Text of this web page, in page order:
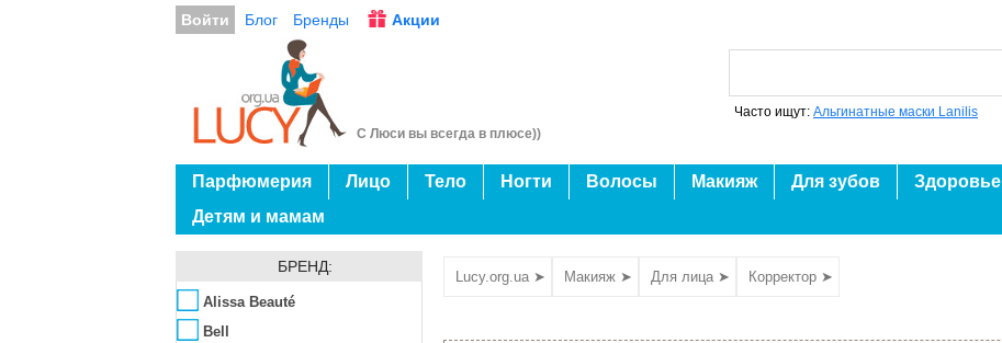
Войти Блог Бренды Акции
С Люси вы всегда в плюсе))
Часто ищут: Альгинатные маски Lanilis
Парфюмерия Лицо Тело Ногти Волосы Макияж Для зубов Здоровье
Детям и мамам
БРЕНД:
Alissa Beauté
Bell
Lucy.org.ua ➤ Макияж ➤ Для лица ➤ Корректор ➤